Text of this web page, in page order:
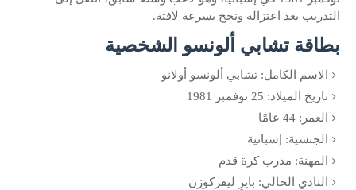
التدريب بعد اعتزاله ونجح بسرعة لافتة.
بطاقة تشابي ألونسو الشخصية
الاسم الكامل: تشابي ألونسو أولانو
تاريخ الميلاد: 25 نوفمبر 1981
العمر: 44 عامًا
الجنسية: إسبانية
المهنة: مدرب كرة قدم
النادي الحالي: باير ليفركوزن